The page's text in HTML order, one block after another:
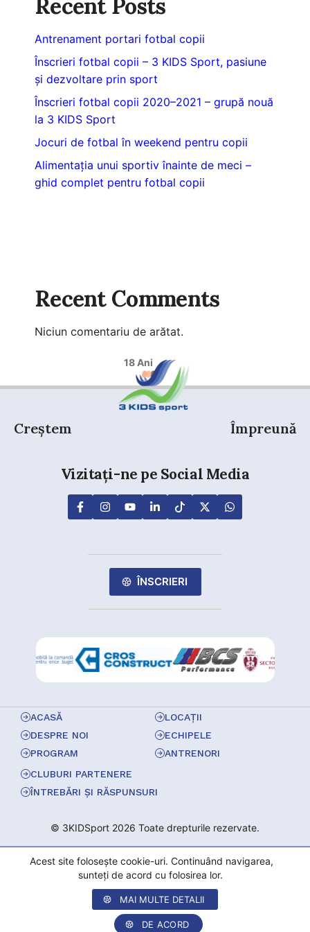
Recent Posts
Antrenament portari fotbal copii
Înscrieri fotbal copii – 3 KIDS Sport, pasiune
și dezvoltare prin sport
Înscrieri fotbal copii 2020–2021 – grupă nouă
la 3 KIDS Sport
Jocuri de fotbal în weekend pentru copii
Alimentația unui sportiv înainte de meci –
ghid complet pentru fotbal copii
Recent Comments
Niciun comentariu de arătat.
18 Ani
Creștem Împreună
Vizitați-ne pe Social Media
ÎNSCRIERI
© 3KIDSport 2026 Toate drepturile rezervate.
ACASĂ
DESPRE NOI
PROGRAM
LOCAȚII
ECHIPELE
ANTRENORI
CLUBURI PARTENERE
ÎNTREBĂRI ȘI RĂSPUNSURI
Acest site folosește cookie-uri. Continuând navigarea,
sunteți de acord cu folosirea lor.
MAI MULTE DETALII
DE ACORD